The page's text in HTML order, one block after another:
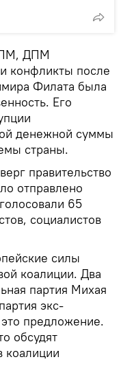
ДПМ
конфликты после
Филата была
Его
денежной суммы
страны.
правительство
отправлено
65
социалистов
силы
коалиции. Два
партия Михая
экс-
предложение.
обсудят
коалиции